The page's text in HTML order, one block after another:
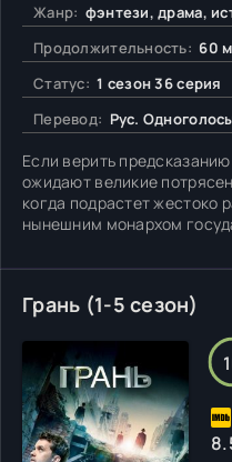
Жанр: фэнтези, драма,
Продолжительность: 60
Статус: 1 сезон 36 серия
Перевод: Рус.
Если верить
ожидают великие
когда подрастет жестоко
нынешним монархом
принесет много горя
сейчас. Однако,
Грань (1-5 сезон)